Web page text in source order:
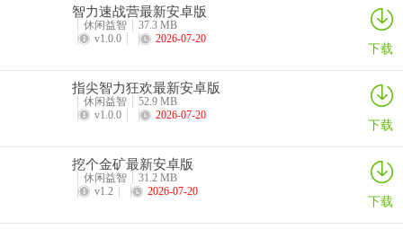
2、1:巧妙的认牌特技:不管从何处带来的新旧扑克.不管怎么洗叠都可
以从背面看出每张牌的花色与点数.速度天然.欢迎泛博牌艺兴趣者自带
3、想要和自己的小伙伴一起约局的话也是非常简答，闲来棋牌玩家可
以自定义游戏额房间以及相关的游戏规则，设置自己满意的类型来体
4、软件的使用简单且轻松，使用方便且自由，闲来棋牌大家可以精心
的学习游戏玩法，为你解决所有问题，购彩很方便，快捷且简单，自
智力速战营最新安卓版
休闲益智
37.3 MB
v1.0.0
2026-07-20 下载
指尖智力狂欢最新安卓版
休闲益智
52.9 MB
v1.0.0
2026-07-20 下载
挖个金矿最新安卓版
休闲益智
31.2 MB
v1.2
2026-07-20 下载